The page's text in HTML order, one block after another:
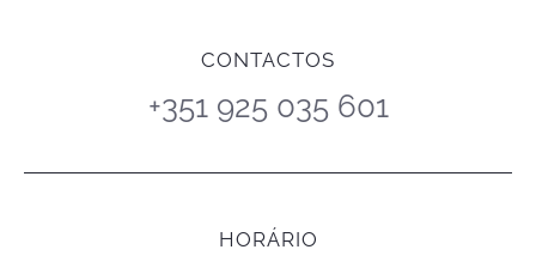
CONTACTOS
+351 925 035 601
HORÁRIO